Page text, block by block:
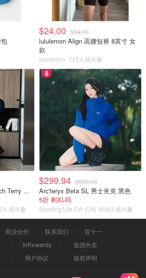
$24.00 $64.00
lululemon Align 高腰短裤 8英寸 女
款
lululemon 713人感兴趣
Polo Ralph Lauren French Terry 女童连帽卫衣 7-16码
人感兴趣
8
$299.94 $600.00
Arc'teryx Beta SL 男士夹克 黑色
5折 剩XL码
Sporting Life CA (CA) 604人感兴趣
商业合作 联系我们
双十一
InRewards
饭团外卖
用户协议 版权声明